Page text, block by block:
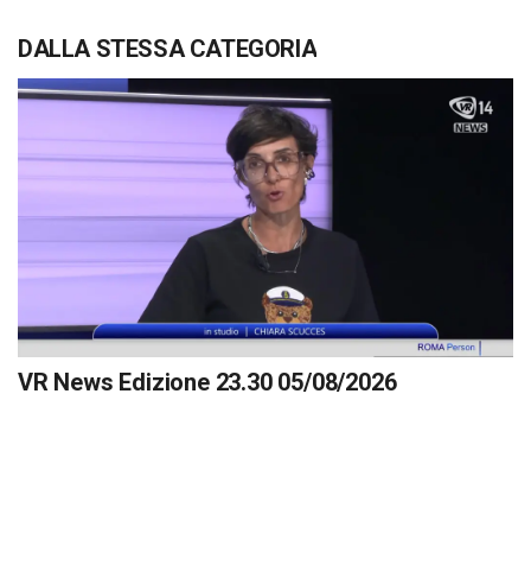
DALLA STESSA CATEGORIA
VR News Edizione 23.30 05/08/2026